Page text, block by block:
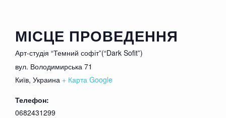
МІСЦЕ ПРОВЕДЕННЯ
Арт-студія “Темний софіт”(“Dark Sofit”)
вул. Володимирська 71
Київ, Украина + Карта Google
Телефон:
0682431299